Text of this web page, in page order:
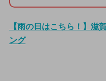
【雨の日はこちら！】滋
ング